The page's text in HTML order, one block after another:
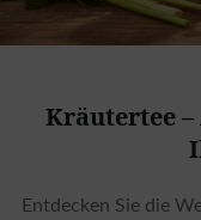
Kräutertee
Entdecken Sie die